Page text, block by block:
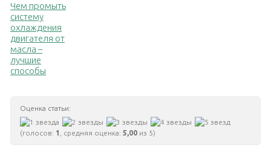
Чем промыть
систему
охлаждения
двигателя от
масла –
лучшие
способы
Оценка статьи:
(голосов: 1 , средняя оценка: 5,00 из 5)